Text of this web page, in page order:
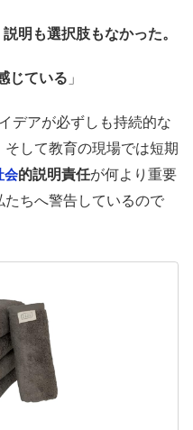
明も選択肢もなかった。
じている 」
デアが必ずしも持続的な
して教育の現場では短期
会的説明責任が何より重要
ちへ警告しているので